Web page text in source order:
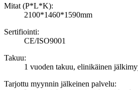
Mitat (P*L*K):
2100*1460*1590mm
Sertifiointi:
CE/ISO9001
Takuu:
1 vuoden takuu, elinikäinen
Tarjottu myynnin jälkeinen palvelu: